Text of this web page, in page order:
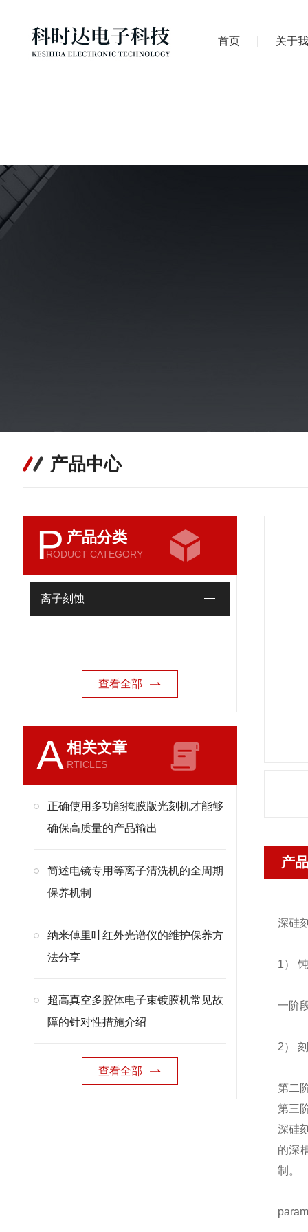
首页 关于
产品中心
P 产品分类
RODUCT CATEGORY
离子刻蚀
查看全部
A相关文章
RTICLES
正确使用多功能掩膜版光刻机才能够
确保高质量的产品输出
简述电镜专用等离子清洗机的全周期
保养机制
纳米傅里叶红外光谱仪的维护保养方
法分享
超高真空多腔体电子束镀膜机常见故
障的针对性措施介绍
查看全部
产
深硅
1）
一阶
2）
第二
第三
深硅
的深
制。